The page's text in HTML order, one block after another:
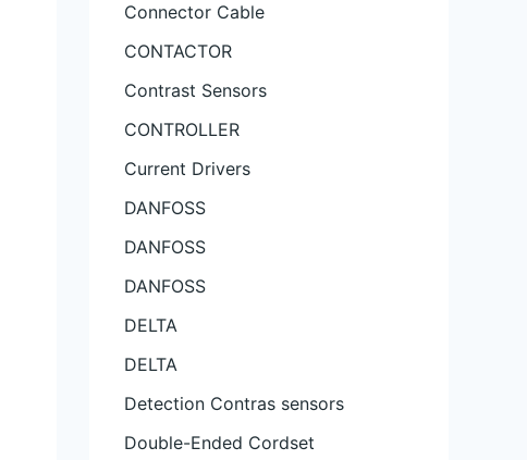
Connector Cable
CONTACTOR
Contrast Sensors
CONTROLLER
Current Drivers
DANFOSS
DANFOSS
DANFOSS
DELTA
DELTA
Detection Contras sensors
Double-Ended Cordset